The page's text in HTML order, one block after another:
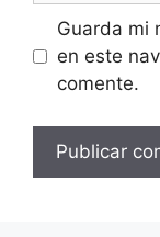
Guarda mi
en este
comente.